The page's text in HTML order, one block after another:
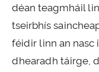
déan teagmháil
tseirbhís
féidir linn an nasc
dhearadh táirge,